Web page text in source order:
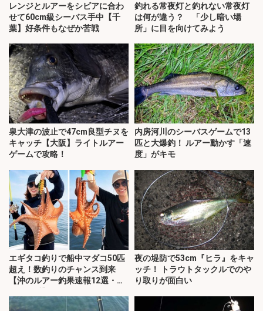
レンジとルアーをシビアに合わ
せて60cm級シーバス手中【千
葉】好条件もなぜか苦戦
釣れる常夜灯と釣れない常夜灯
は何が違う？ 「少し暗い場
所」に目を向けてみよう
泉大津の波止で47cm良型チヌを
キャッチ【大阪】ライトルアー
ゲームで攻略！
内房河川のシーバスゲームで13
匹と大爆釣！ ルアー動かす「速
度」がキモ
エギタコ釣りで船中マダコ50匹
超え！数釣りのチャンス到来
【沖のルアー釣果速報12選・愛
夜の堤防で53cm『ヒラ』をキャ
ッチ！ トラウトタックルでのや
り取りが面白い